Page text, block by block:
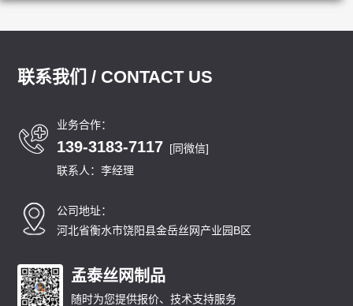
联系我们 / CONTACT US
业务合作：
139-3183-7117 [同微信]
联系人：李经理
公司地址：
河北省衡水市饶阳县金岳丝网产业园B区
孟泰丝网制品
随时为您提供报价、技术支持服务